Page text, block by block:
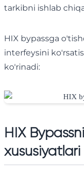
tarkibni ishlab
HIX bypassga
interfeysini
ko'rinadi:
HIX
xususiyatlari